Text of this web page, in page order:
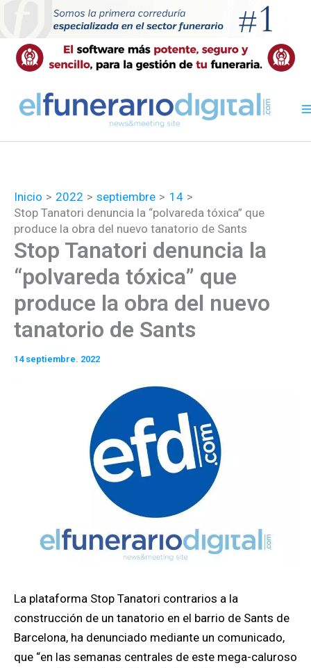
contenido
Inicio 2022 septiembre
14
Stop Tanatori denuncia la “polvareda tóxica” que
produce la obra del nuevo tanatorio de Sants
Stop Tanatori denuncia la
“polvareda tóxica” que
produce la obra del nuevo
tanatorio de Sants
14 septiembre. 2022
La plataforma Stop Tanatori contrarios a la
construcción de un tanatorio en el barrio de Sants de
Barcelona, ha denunciado mediante un comunicado,
que “en las semanas centrales de este mega-caluroso